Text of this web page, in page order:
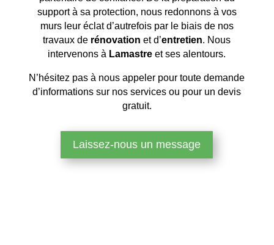
support à sa protection, nous redonnons à vos
murs leur éclat d’autrefois par le biais de nos
travaux de rénovation et d’entretien. Nous
intervenons à Lamastre et ses alentours.
N’hésitez pas à nous appeler pour toute demande
d’informations sur nos services ou pour un devis
gratuit.
Laissez-nous un message